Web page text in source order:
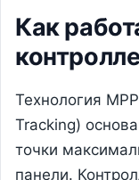
Как
Технология
Tracking)
точки
панели.